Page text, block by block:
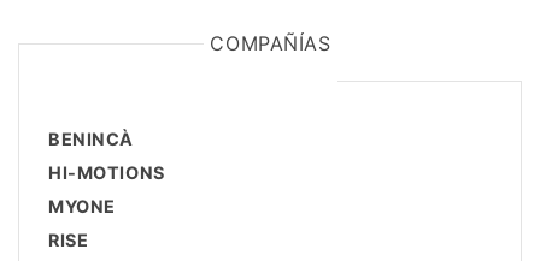
COMPAÑÍAS
BENINCÀ
HI-MOTIONS
MYONE
RISE